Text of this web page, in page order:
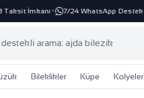
İmkanı ✦ 7/24 WhatsApp Destek✦
Bileklikler Küpe Kolyeler